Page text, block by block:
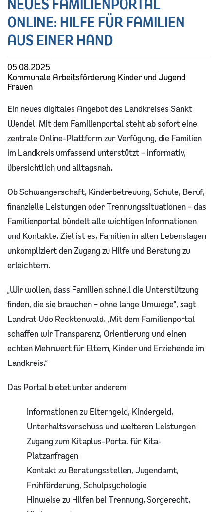
NEUES FAMILIENPORTAL
ONLINE: HILFE FÜR FAMILIEN
AUS EINER HAND
05.08.2025
Kommunale Arbeitsförderung Kinder und Jugend
Frauen
Ein neues digitales Angebot des Landkreises Sankt
Wendel: Mit dem Familienportal steht ab sofort eine
zentrale Online-Plattform zur Verfügung, die Familien
im Landkreis umfassend unterstützt – informativ,
übersichtlich und alltagsnah.
Ob Schwangerschaft, Kinderbetreuung, Schule, Beruf,
finanzielle Leistungen oder Trennungssituationen – das
Familienportal bündelt alle wichtigen Informationen
und Kontakte. Ziel ist es, Familien in allen Lebenslagen
unkompliziert den Zugang zu Hilfe und Beratung zu
erleichtern.
„Wir wollen, dass Familien schnell die Unterstützung
finden, die sie brauchen – ohne lange Umwege“, sagt
Landrat Udo Recktenwald. „Mit dem Familienportal
schaffen wir Transparenz, Orientierung und einen
echten Mehrwert für Eltern, Kinder und Erziehende im
Landkreis.“
Das Portal bietet unter anderem
Informationen zu Elterngeld, Kindergeld,
Unterhaltsvorschuss und weiteren Leistungen
Zugang zum Kitaplus-Portal für Kita-
Platzanfragen
Kontakt zu Beratungsstellen, Jugendamt,
Frühförderung, Schulpsychologie
Hinweise zu Hilfen bei Trennung, Sorgerecht,
ÖPNV und Ostertalbahn
Zulassungsstelle
Leitbild
Bauen
Soziale Leistungen
Infos für Flüchtlinge und Zugewanderte
Familienportal